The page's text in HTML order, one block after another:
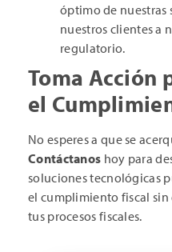
óptimo de nuestras
nuestros clientes a
regulatorio.
Toma Acción
el
No esperes a que se
Contáctanos hoy para
soluciones tecnológicas
el cumplimiento fiscal
tus procesos fiscales.